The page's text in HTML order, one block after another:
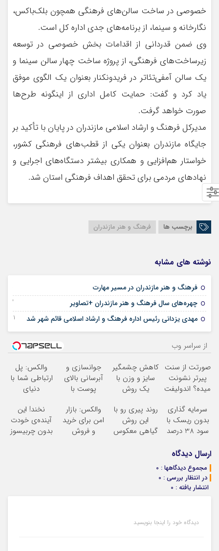
خصوصی در ساخت سالن‌های فرهنگی همچون بلک‌باکس،
نگارخانه و سینما، از برنامه‌های جدی اداره کل است.
وی ضمن قدردانی از اقدامات بخش خصوصی در توسعه
زیرساخت‌های فرهنگی، از پروژه ساخت چهار سالن سینما و
یک سالن آمفی‌تئاتر در فریدونکنار بعنوان یک الگوی موفق
یاد کرد و گفت: حمایت کامل اداری از اینگونه طرح‌ها
صورت خواهد گرفت.
مدیرکل فرهنگ و ارشاد اسلامی مازندران در پایان با تأکید بر
جایگاه مازندران بعنوان یکی از قطب‌های فرهنگی کشور،
خواستار هم‌افزایی و همکاری بیشتر دستگاه‌های اجرایی و
نهادهای مردمی برای تحقق اهداف فرهنگی استان شد.
برچسب ها فرهنگ و هنر مازندران
نوشته های مشابه
فرهنگ و هنر مازندران در مسیر مهارت
چهره‌های سال فرهنگ و هنر مازندران +تصاویر 13 نوامبر 2024
مهدی یزدانی رئیس اداره فرهنگ و ارشاد اسلامی قائم شهر شد 11 دسامبر 2023
از سراسر وب
صورتت از سنت
پیرتر نشونت
میده؟ اندولیفت
کاهش چشمگیر
سایز و وزن با
یک روش
جوانسازی و
آبرسانی بالای
پوست با
والکس: پل
ارتباطی شما با
دنیای
دیجیتال
سرمایه گذاری
بدون ریسک با
سود 38 درصد
روند پیری رو با
این روش
گیاهی معکوس
والکس: بازار
امن برای خرید
و فروش
نخند! این
آینده‌ی خودت
بدون چربیسوز
ارسال دیدگاه
مجموع دیدگاهها : 0
در انتظار بررسی : 0
انتشار یافته : 0
دیدگاه خود را اینجا بنویسید